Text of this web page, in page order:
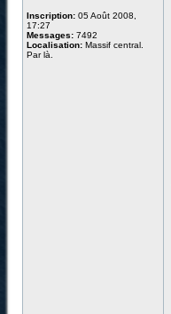
Inscription: 05 Août 2008,
17:27
Messages: 7492
Localisation: Massif central.
Par là.